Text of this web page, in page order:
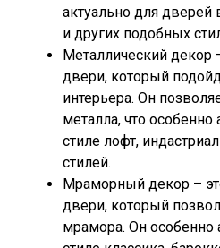
актуально для дверей
и других подобных
Металлический декор
двери, который
интерьера. Он
металла, что
стиле лофт,
стилей.
Мраморный декор –
двери, который
мрамора. Он особенно